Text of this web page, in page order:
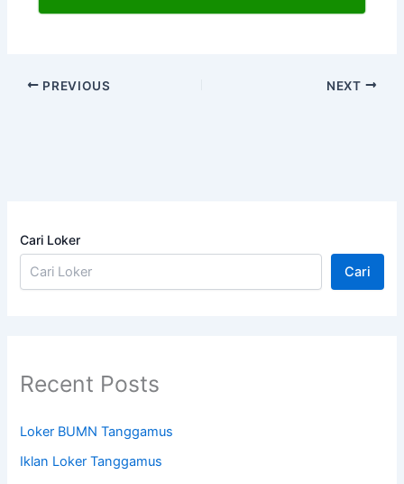
PREVIOUS NEXT
Cari Loker
Cari
Recent Posts
Loker BUMN Tanggamus
Iklan Loker Tanggamus